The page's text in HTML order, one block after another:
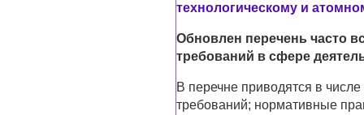
технологическому и
Обновлен перечень часто
требований в сфере
В перечне приводятся в
требований; нормативные